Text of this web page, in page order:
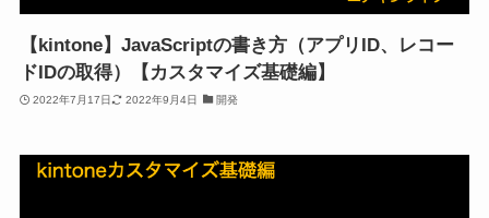
【kintone】JavaScriptの書き方（アプリID、レコー
ドIDの取得）【カスタマイズ基礎編】
2022年7月17日 2022年9月4日 開発